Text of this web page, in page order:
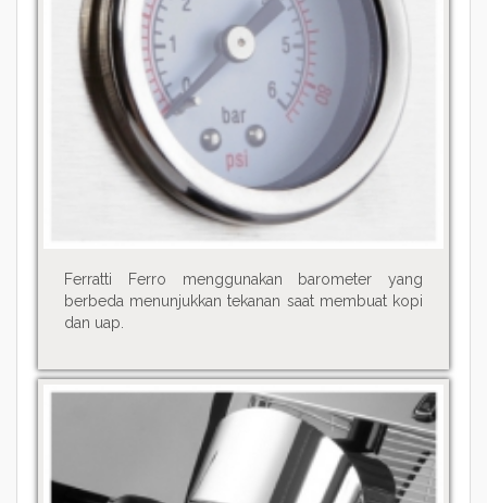
Ferratti Ferro menggunakan barometer yang
berbeda menunjukkan tekanan saat membuat kopi
dan uap.